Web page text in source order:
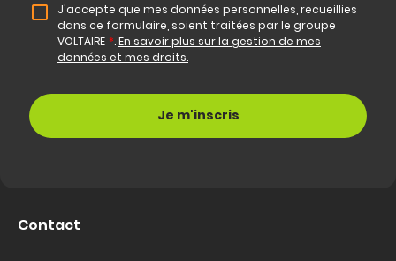
J'accepte que mes données personnelles, recueillies
dans ce formulaire, soient traitées par le groupe
VOLTAIRE *.En savoir plus sur la gestion de mes
données et mes droits.
Contact